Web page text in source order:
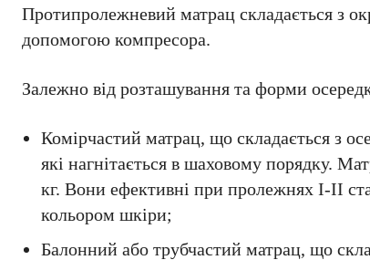
Протипролежневий матрац складається з
допомогою компресора.
Залежно від розташування та форми
Комірчастий матрац, що складається з
які нагнітається в шаховому порядку.
кг. Вони ефективні при пролежнях І-ІІ
кольором шкіри;
Балонний або трубчастий матрац, що